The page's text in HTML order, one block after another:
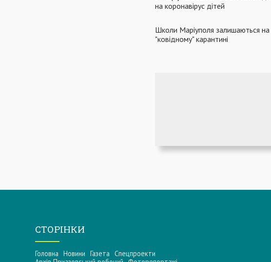
на коронавірус дітей
Школи Маріуполя залишаються на
"ковідному" карантині
СТОРІНКИ
Головна Новини Газета Спецпроекти